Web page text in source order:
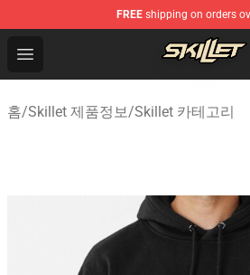
FREE shipping on orders
Open menu
Skillet Shop - Official Skillet
홈/Skillet 제품정보/Skillet 카테고리